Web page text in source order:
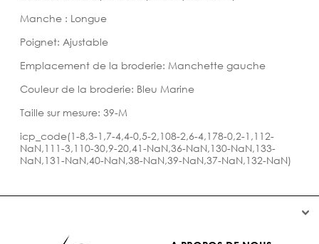
Manche : Longue
Poignet: Ajustable
Emplacement de la broderie: Manchette gauche
Couleur de la broderie: Bleu Marine
Taille sur mesure: 39-M
icp_code(1-8,3-1,7-4,4-0,5-2,108-2,6-4,178-0,2-1,112-
NaN,111-3,110-30,9-20,41-NaN,36-NaN,130-NaN,133-
NaN,131-NaN,40-NaN,38-NaN,39-NaN,37-NaN,132-NaN)

